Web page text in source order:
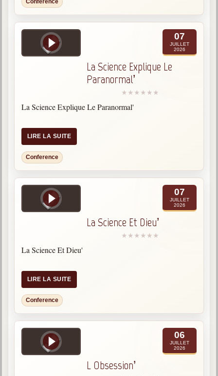
Conference
07
JUILLET
2026
La Science Explique Le
Paranormal’
La Science Explique Le Paranormal'
LIRE LA SUITE
Conference
07
JUILLET
2026
La Science Et Dieu’
La Science Et Dieu'
LIRE LA SUITE
Conference
06
JUILLET
2026
L Obsession’